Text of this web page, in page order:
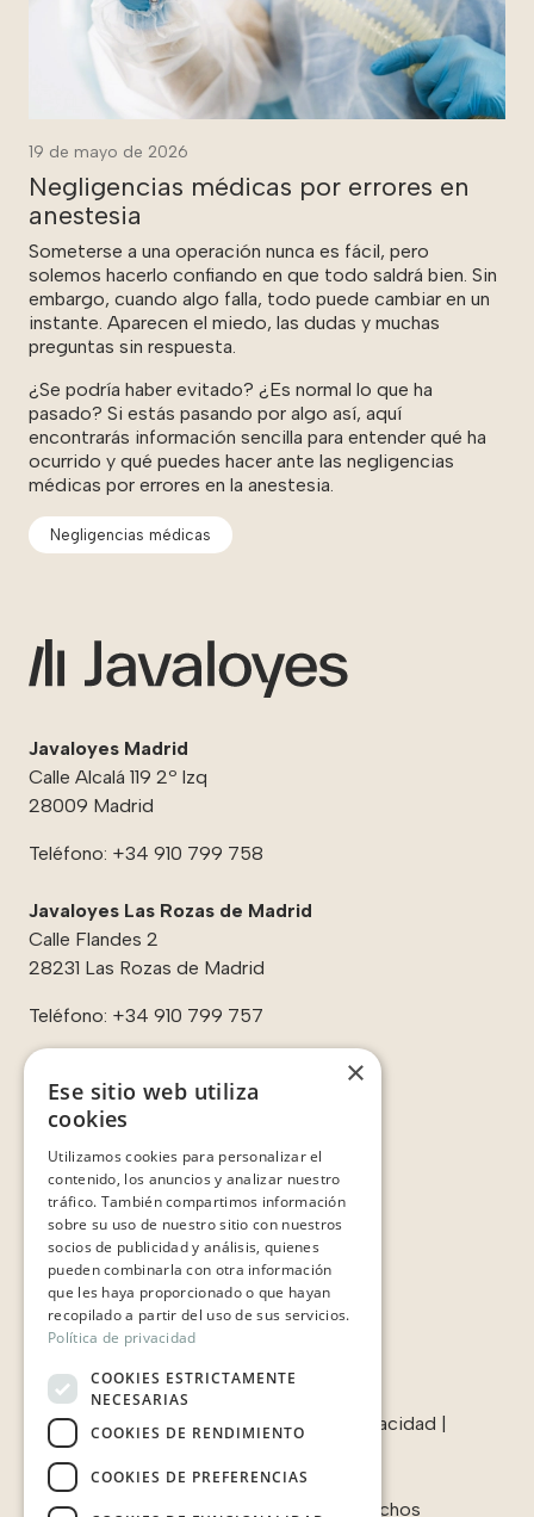
19 de mayo de 2026
Negligencias médicas por errores en
anestesia
Someterse a una operación nunca es fácil, pero
solemos hacerlo confiando en que todo saldrá bien. Sin
embargo, cuando algo falla, todo puede cambiar en un
instante. Aparecen el miedo, las dudas y muchas
preguntas sin respuesta.
¿Se podría haber evitado? ¿Es normal lo que ha
pasado? Si estás pasando por algo así, aquí
encontrarás información sencilla para entender qué ha
ocurrido y qué puedes hacer ante las negligencias
médicas por errores en la anestesia.
Negligencias médicas
Javaloyes Madrid
Calle Alcalá 119 2º Izq
28009 Madrid
Teléfono: +34 910 799 758
Javaloyes Las Rozas de Madrid
Calle Flandes 2
28231 Las Rozas de Madrid
Teléfono: +34 910 799 757
Enlaces:
Contacto
Sobre nosotros
Casos de éxito
Testimonios
Términos & condiciones|Política de privacidad
Política de cookies
© 2006-2025 Javaloyes. Todos los derechos
×
Ese sitio web utiliza
cookies
Utilizamos cookies para personalizar el
contenido, los anuncios y analizar nuestro
tráfico. También compartimos información
sobre su uso de nuestro sitio con nuestros
socios de publicidad y análisis, quienes
pueden combinarla con otra información
que les haya proporcionado o que hayan
recopilado a partir del uso de sus servicios.
Política de privacidad
COOKIES ESTRICTAMENTE
NECESARIAS
COOKIES DE RENDIMIENTO
COOKIES DE PREFERENCIAS